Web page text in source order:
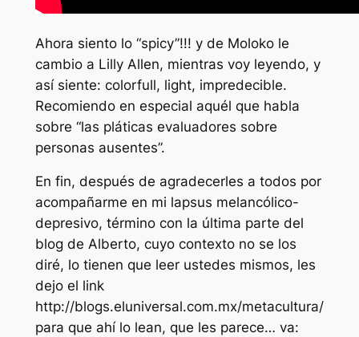
Ahora siento lo “spicy”!!! y de Moloko le
cambio a Lilly Allen, mientras voy leyendo, y
así siente: colorfull, light, impredecible.
Recomiendo en especial aquél que habla
sobre “las pláticas evaluadores sobre
personas ausentes”.
En fin, después de agradecerles a todos por
acompañarme en mi lapsus melancólico-
depresivo, término con la última parte del
blog de Alberto, cuyo contexto no se los
diré, lo tienen que leer ustedes mismos, les
dejo el link
http://blogs.eluniversal.com.mx/metacultura/
para que ahí lo lean, que les parece… va: